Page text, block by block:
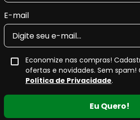
E-mail
Economize nas compras!
ofertas e novidades. Sem spam!
Política de Privacidade.
Eu Quero!